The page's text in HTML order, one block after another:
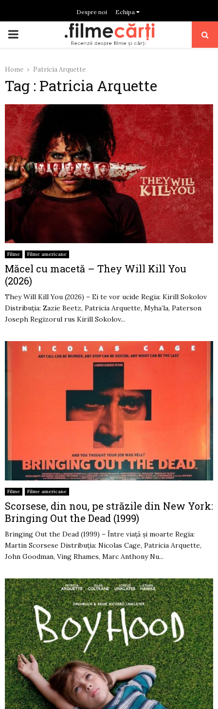
Despre noi Echipa
PRIMARY
Home Patricia Arquette
Tag : Patricia Arquette
Filme Filme americane
Măcel cu macetă – They Will Kill You
(2026)
They Will Kill You (2026) – Ei te vor ucide Regia: Kirill Sokolov
Distribuția: Zazie Beetz, Patricia Arquette, Myha’la, Paterson
Joseph Regizorul rus Kirill Sokolov...
Filme Filme americane
Scorsese, din nou, pe străzile din New York:
Bringing Out the Dead (1999)
Bringing Out the Dead (1999) – Între viață și moarte Regia:
Martin Scorsese Distribuția: Nicolas Cage, Patricia Arquette,
John Goodman, Ving Rhames, Marc Anthony Nu...